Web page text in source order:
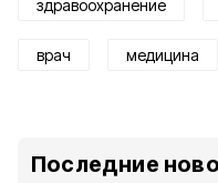
здравоохранение
врач медицина
Последние